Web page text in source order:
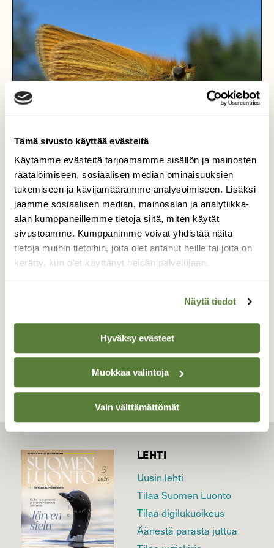
Tämä sivusto käyttää evästeitä
Käytämme evästeitä tarjoamamme sisällön ja mainosten
räätälöimiseen, sosiaalisen median ominaisuuksien
tukemiseen ja kävijämäärämme analysoimiseen. Lisäksi
jaamme sosiaalisen median, mainosalan ja analytiikka-
alan kumppaneillemme tietoja siitä, miten käytät
sivustoamme. Kumppanimme voivat yhdistää näitä
tietoja muihin tietoihin, joita olet antanut heille tai joita on
kerätty, kun olet käyttänyt heidän palvelujaan.
Näytä tiedot
Hyväksy evästeet
Muokkaa valintoja
Vain välttämättömät
Tähystämässä
Mitähän mahtaa olla näkyvissä ?
TAKAISIN LISTAAN
LEHTI
Uusin lehti
Tilaa Suomen Luonto
Tilaa digilukuoikeus
Äänestä parasta juttua